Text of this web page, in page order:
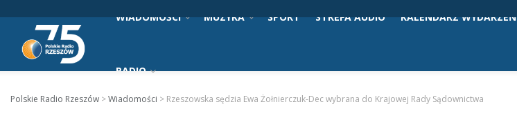
WIADOMOŚCI MUZYKA SPORT STREFA AUDIO KALENDARZ WYDARZEŃ
RADIO
Polskie Radio Rzeszów >Wiadomości > Rzeszowska sędzia Ewa Żołnierczuk-Dec wybrana do Krajowej Rady Sądownictwa